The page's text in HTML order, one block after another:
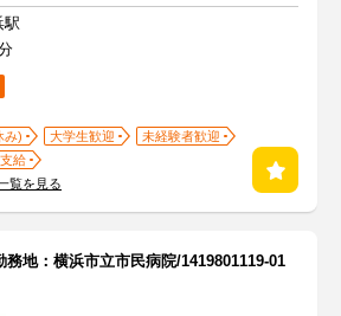
駅
み) 大学生歓迎
未経験者歓迎
給
覧を見る
地：横浜市立市民病院/1419801119-01